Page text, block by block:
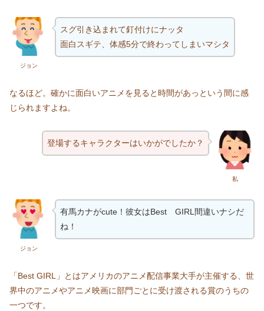
ジョン
スグ引き込まれて釘付けにナッタ
面白スギテ、体感5分で終わってしまいマシタ
なるほど。確かに面白いアニメを見ると時間があっという間に感
じられますよね。
私
登場するキャラクターはいかがでしたか？
ジョン
有馬カナがcute！彼女はBest GIRL間違いナシだ
ね！
「Best GIRL」とはアメリカのアニメ配信事業大手が主催する、世
界中のアニメやアニメ映画に部門ごとに受け渡される賞のうちの
一つです。